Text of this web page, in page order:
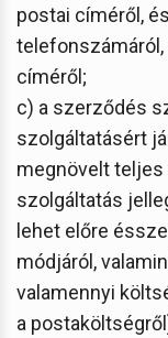
postai címéről,
címéről;
c) a szerződés
szolgáltatásért
megnövelt teljes
szolgáltatás
lehet előre
módjáról,
valamennyi
a